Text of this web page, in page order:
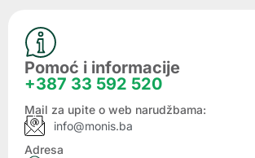
Pomoć i informacije
+387 33 592 520
Mail za upite o web narudžbama:
info@monis.ba
Adresa